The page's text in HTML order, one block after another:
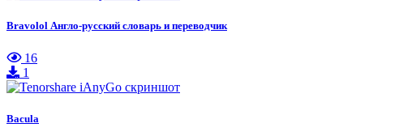
Bravolol Англо-русский словарь и переводчик
16
1
Bacula